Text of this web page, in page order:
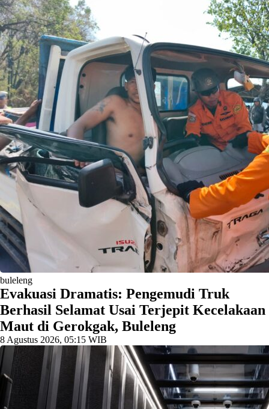
buleleng
Evakuasi Dramatis: Pengemudi Truk
Berhasil Selamat Usai Terjepit Kecelakaan
Maut di Gerokgak, Buleleng
8 Agustus 2026, 05:15 WIB